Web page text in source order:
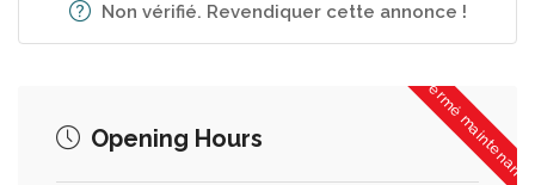
Non vérifié. Revendiquer cette annonce !
Fermé maintenant
Opening Hours